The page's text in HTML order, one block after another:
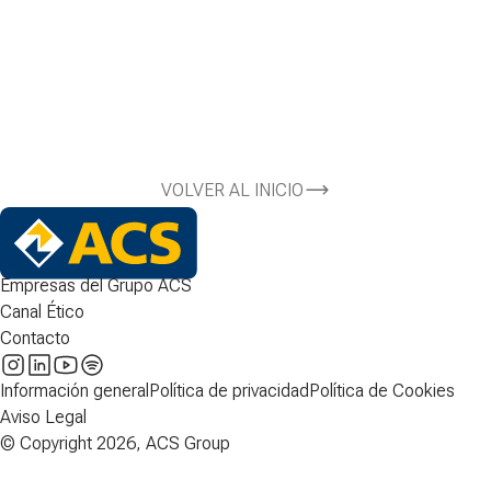
VOLVER AL INICIO
Empresas del Grupo ACS
Canal Ético
Contacto
Información general Política de privacidadPolítica de Cookies
Aviso Legal
© Copyright 2026, ACS Group